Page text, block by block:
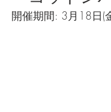
開催期間: 3月18日(